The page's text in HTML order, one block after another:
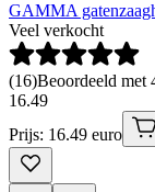
GAMMA
Veel verkocht
(16)Beoordeeld met
16.49
Prijs: 16.49 euro